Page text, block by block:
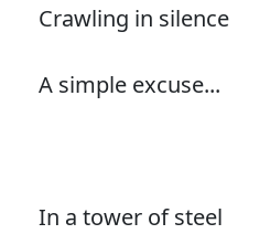
Crawling in silence
A simple excuse...
In a tower of steel